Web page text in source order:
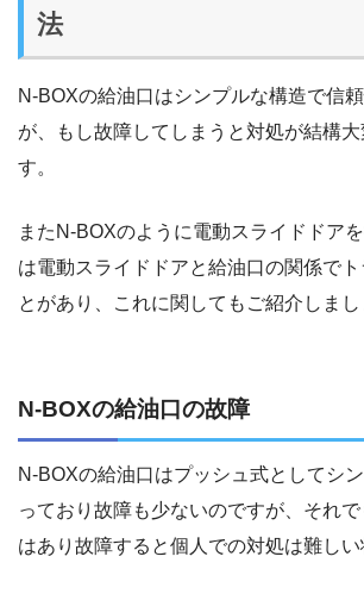
法
N-BOXの給油口はシンプルな構造で信
が、もし故障してしまうと対処が結構
す。
またN-BOXのように電動スライドドア
は電動スライドドアと給油口の関係で
とがあり、これに関してもご紹介しまし
N-BOXの給油口の故障
N-BOXの給油口はプッシュ式としてシ
っており故障も少ないのですが、それ
はあり故障すると個人での対処は難しい